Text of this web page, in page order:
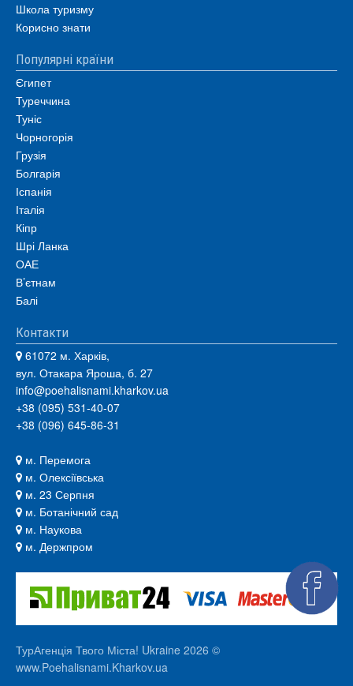
Школа туризму
Корисно знати
Популярні країни
Єгипет
Туреччина
Туніс
Чорногорія
Грузія
Болгарія
Іспанія
Італія
Кіпр
Шрі Ланка
ОАЕ
В’єтнам
Балі
Контакти
61072 м. Харків,
вул. Отакара Яроша, б. 27
info@poehalisnami.kharkov.ua
+38 (095) 531-40-07
+38 (096) 645-86-31
м. Перемога
м. Олексіївська
м. 23 Серпня
м. Ботанічний сад
м. Наукова
м. Держпром
ТурАгенція Твого Міста! Ukraine 2026 ©
www.Poehalisnami.Kharkov.ua